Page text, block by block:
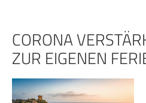
springen
CORONA
ZUR EIGENEN